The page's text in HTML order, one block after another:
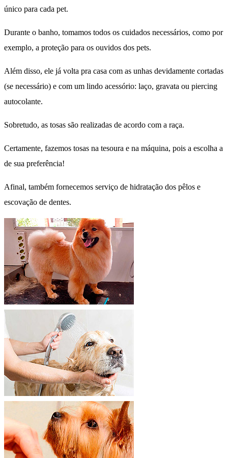
único para cada pet.
Durante o banho, tomamos todos os cuidados necessários, como por
exemplo, a proteção para os ouvidos dos pets.
Além disso, ele já volta pra casa com as unhas devidamente cortadas
(se necessário) e com um lindo acessório: laço, gravata ou piercing
autocolante.
Sobretudo, as tosas são realizadas de acordo com a raça.
Certamente, fazemos tosas na tesoura e na máquina, pois a escolha a
de sua preferência!
Afinal, também fornecemos serviço de hidratação dos pêlos e
escovação de dentes.